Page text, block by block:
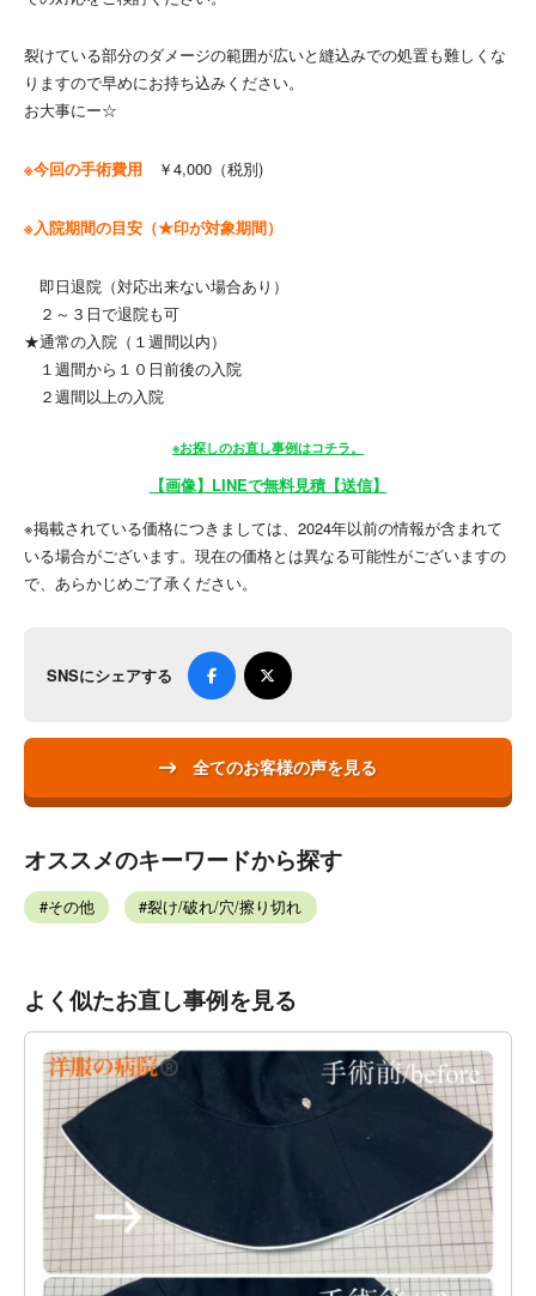
裂けている部分のダメージの範囲が広いと縫込みでの処置も難しくな
りますので早めにお持ち込みください。
お大事にー☆
※今回の手術費用 ￥4,000（税別)
※入院期間の目安（★印が対象期間）
即日退院（対応出来ない場合あり）
２～３日で退院も可
★通常の入院（１週間以内）
１週間から１０日前後の入院
２週間以上の入院
※お探しのお直し事例はコチラ。
【画像】LINEで無料見積【送信】
※掲載されている価格につきましては、2024年以前の情報が含まれて
いる場合がございます。現在の価格とは異なる可能性がございますの
で、あらかじめご了承ください。
SNSにシェアする
全てのお客様の声を見る
オススメのキーワードから探す
その他 裂け/破れ/穴/擦り切れ
よく似たお直し事例を見る